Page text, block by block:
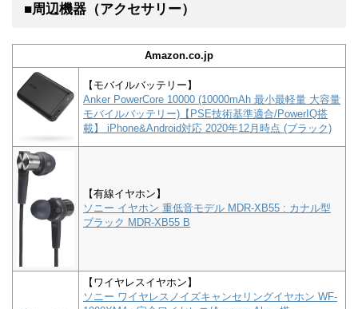
■周辺機器（アクセサリー）
Amazon.co.jp
【モバイルバッテリー】
Anker PowerCore 10000 (10000mAh 最小最軽量 大容量
モバイルバッテリー)【PSE技術基準適合/PowerIQ搭
載】 iPhone&Android対応 2020年12月時点 (ブラック)
【有線イヤホン】
ソニー イヤホン 重低音モデル MDR-XB55 : カナル型
ブラック MDR-XB55 B
【ワイヤレスイヤホン】
ソニー ワイヤレスノイズキャンセリングイヤホン WF-